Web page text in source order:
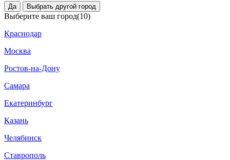
Да Выбрать другой город
Выберите ваш город(10)
Краснодар
Москва
Ростов-на-Дону
Самара
Екатеринбург
Казань
Челябинск
Ставрополь